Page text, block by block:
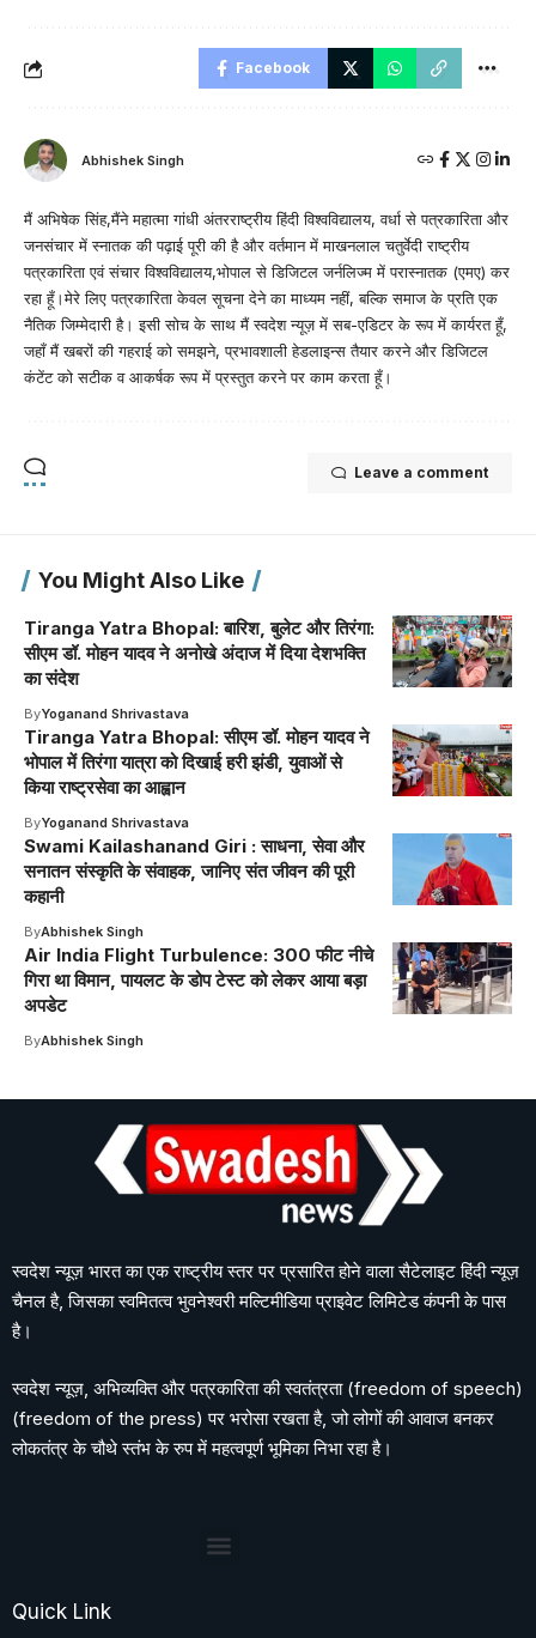
Facebook
Abhishek Singh
मैं अभिषेक सिंह,मैंने महात्मा गांधी अंतरराष्ट्रीय हिंदी विश्वविद्यालय, वर्धा से पत्रकारिता और
जनसंचार में स्नातक की पढ़ाई पूरी की है और वर्तमान में माखनलाल चतुर्वेदी राष्ट्रीय
पत्रकारिता एवं संचार विश्वविद्यालय,भोपाल से डिजिटल जर्नलिज्म में परास्नातक (एमए) कर
रहा हूँ।मेरे लिए पत्रकारिता केवल सूचना देने का माध्यम नहीं, बल्कि समाज के प्रति एक
नैतिक जिम्मेदारी है। इसी सोच के साथ मैं स्वदेश न्यूज़ में सब-एडिटर के रूप में कार्यरत हूँ,
जहाँ मैं खबरों की गहराई को समझने, प्रभावशाली हेडलाइन्स तैयार करने और डिजिटल
कंटेंट को सटीक व आकर्षक रूप में प्रस्तुत करने पर काम करता हूँ।
Leave a comment
You Might Also Like
Tiranga Yatra Bhopal: बारिश, बुलेट और तिरंगा:
सीएम डॉ. मोहन यादव ने अनोखे अंदाज में दिया देशभक्ति
का संदेश
ByYoganand Shrivastava
Tiranga Yatra Bhopal: सीएम डॉ. मोहन यादव ने
भोपाल में तिरंगा यात्रा को दिखाई हरी झंडी, युवाओं से
किया राष्ट्रसेवा का आह्वान
ByYoganand Shrivastava
Swami Kailashanand Giri : साधना, सेवा और
सनातन संस्कृति के संवाहक, जानिए संत जीवन की पूरी
कहानी
ByAbhishek Singh
Air India Flight Turbulence: 300 फीट नीचे
गिरा था विमान, पायलट के डोप टेस्ट को लेकर आया बड़ा
अपडेट
ByAbhishek Singh
स्वदेश न्यूज़ भारत का एक राष्ट्रीय स्तर पर प्रसारित होने वाला सैटेलाइट हिंदी न्यूज़
चैनल है, जिसका स्वमितत्व भुवनेश्वरी मल्टिमीडिया प्राइवेट लिमिटेड कंपनी के पास
है।
स्वदेश न्यूज़, अभिव्यक्ति और पत्रकारिता की स्वतंत्रता (freedom of speech)
(freedom of the press) पर भरोसा रखता है, जो लोगों की आवाज बनकर
लोकतंत्र के चौथे स्तंभ के रुप में महत्वपूर्ण भूमिका निभा रहा है।
Quick Link